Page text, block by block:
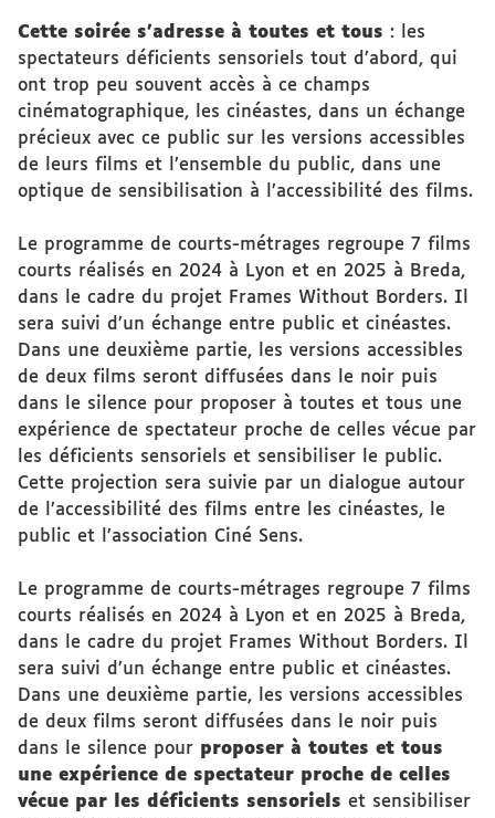
Cette soirée s’adresse à toutes et tous : les
spectateurs déficients sensoriels tout d’abord, qui
ont trop peu souvent accès à ce champs
cinématographique, les cinéastes, dans un échange
précieux avec ce public sur les versions accessibles
de leurs films et l’ensemble du public, dans une
optique de sensibilisation à l’accessibilité des films.
Le programme de courts-métrages regroupe 7 films
courts réalisés en 2024 à Lyon et en 2025 à Breda,
dans le cadre du projet Frames Without Borders. Il
sera suivi d’un échange entre public et cinéastes.
Dans une deuxième partie, les versions accessibles
de deux films seront diffusées dans le noir puis
dans le silence pour proposer à toutes et tous une
expérience de spectateur proche de celles vécue par
les déficients sensoriels et sensibiliser le public.
Cette projection sera suivie par un dialogue autour
de l’accessibilité des films entre les cinéastes, le
public et l’association Ciné Sens.
Le programme de courts-métrages regroupe 7 films
courts réalisés en 2024 à Lyon et en 2025 à Breda,
dans le cadre du projet Frames Without Borders. Il
sera suivi d’un échange entre public et cinéastes.
Dans une deuxième partie, les versions accessibles
de deux films seront diffusées dans le noir puis
dans le silence pour proposer à toutes et tous
une expérience de spectateur proche de celles
vécue par les déficients sensoriels et sensibiliser